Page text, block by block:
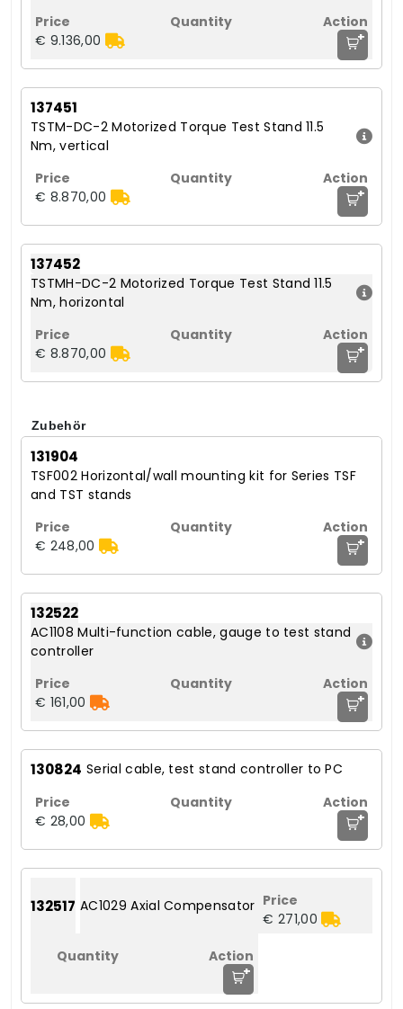
€ 9.136,00 +
137451
TSTM-DC-2 Motorized Torque Test Stand 11.5
Nm, vertical
€ 8.870,00 +
137452
TSTMH-DC-2 Motorized Torque Test Stand 11.5
Nm, horizontal
€ 8.870,00 +
Zubehör
131904
TSF002 Horizontal/wall mounting kit for Series TSF
and TST stands
€ 248,00 +
132522
AC1108 Multi-function cable, gauge to test stand
controller
€ 161,00 +
130824 Serial cable, test stand controller to PC
€ 28,00 +
132517 AC1029 Axial Compensator
€ 271,00
+